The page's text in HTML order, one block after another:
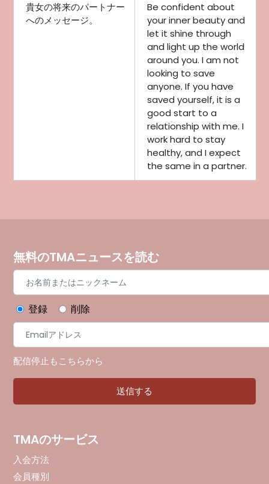
貴女の将来のパートナー
へのメッセージ。
Be confident about
your inner beauty and
let it shine through
and light up the world
around you. I am not
looking to save
anyone. If you have
saved yourself, it is a
good start to a
relationship with me. I
work hard to stay
healthy, and I expect
the same in a partner.
無料のTMAニュースを読む
登録 削除
配信停止もこちらから
TMAのサービス
入会方法
会員種別